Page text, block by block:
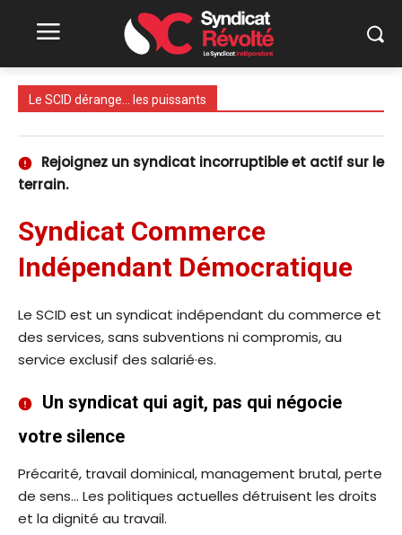
Le SCID dérange… les puissants
Rejoignez un syndicat incorruptible et actif sur le
terrain.
Syndicat Commerce
Indépendant Démocratique
Le SCID est un syndicat indépendant du commerce et
des services, sans subventions ni compromis, au
service exclusif des salarié·es.
Un syndicat qui agit, pas qui négocie
votre silence
Précarité, travail dominical, management brutal, perte
de sens… Les politiques actuelles détruisent les droits
et la dignité au travail.